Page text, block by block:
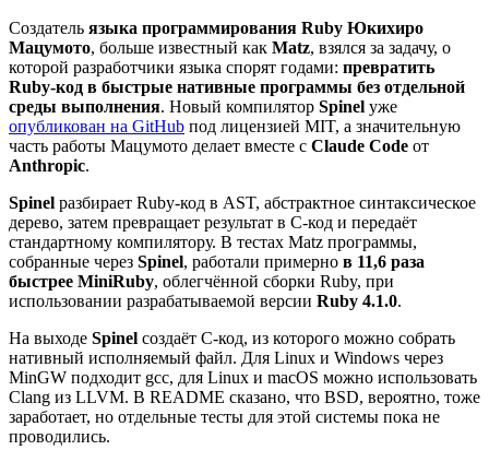
Создатель языка программирования Ruby Юкихиро
Мацумото, больше известный как Matz, взялся за задачу, о
которой разработчики языка спорят годами: превратить
Ruby-код в быстрые нативные программы без отдельной
среды выполнения. Новый компилятор Spinel уже
опубликован на GitHub под лицензией MIT, а значительную
часть работы Мацумото делает вместе с Claude Code от
Anthropic.
Spinel разбирает Ruby-код в AST, абстрактное синтаксическое
дерево, затем превращает результат в C-код и передаёт
стандартному компилятору. В тестах Matz программы,
собранные через Spinel, работали примерно в 11,6 раза
быстрее MiniRuby, облегчённой сборки Ruby, при
использовании разрабатываемой версии Ruby 4.1.0.
На выходе Spinel создаёт C-код, из которого можно собрать
нативный исполняемый файл. Для Linux и Windows через
MinGW подходит gcc, для Linux и macOS можно использовать
Clang из LLVM. В README сказано, что BSD, вероятно, тоже
заработает, но отдельные тесты для этой системы пока не
проводились.